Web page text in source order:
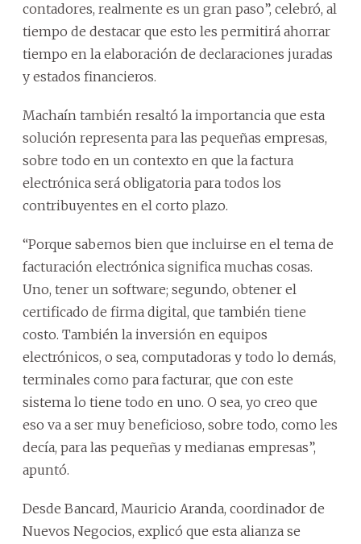
contadores, realmente es un gran paso”, celebró, al
tiempo de destacar que esto les permitirá ahorrar
tiempo en la elaboración de declaraciones juradas
y estados financieros.
Machaín también resaltó la importancia que esta
solución representa para las pequeñas empresas,
sobre todo en un contexto en que la factura
electrónica será obligatoria para todos los
contribuyentes en el corto plazo.
“Porque sabemos bien que incluirse en el tema de
facturación electrónica significa muchas cosas.
Uno, tener un software; segundo, obtener el
certificado de firma digital, que también tiene
costo. También la inversión en equipos
electrónicos, o sea, computadoras y todo lo demás,
terminales como para facturar, que con este
sistema lo tiene todo en uno. O sea, yo creo que
eso va a ser muy beneficioso, sobre todo, como les
decía, para las pequeñas y medianas empresas”,
apuntó.
Desde Bancard, Mauricio Aranda, coordinador de
Nuevos Negocios, explicó que esta alianza se